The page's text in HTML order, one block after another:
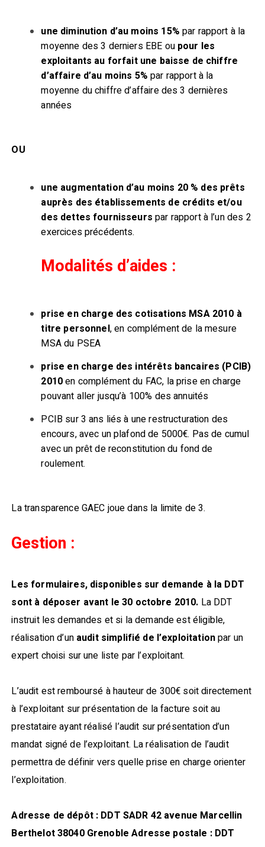
une diminution d’au moins 15% par rapport à la
moyenne des 3 derniers EBE ou pour les
exploitants au forfait une baisse de chiffre
d’affaire d’au moins 5% par rapport à la
moyenne du chiffre d’affaire des 3 dernières
années
OU
une augmentation d’au moins 20 % des prêts
auprès des établissements de crédits et/ou
des dettes fournisseurs par rapport à l’un des 2
exercices précédents.
Modalités d’aides :
prise en charge des cotisations MSA 2010 à
titre personnel, en complément de la mesure
MSA du PSEA
prise en charge des intérêts bancaires (PCIB)
2010en complément du FAC, la prise en charge
pouvant aller jusqu’à 100% des annuités
PCIB sur 3 ans liés à une restructuration des
encours, avec un plafond de 5000€. Pas de cumul
avec un prêt de reconstitution du fond de
roulement.
La transparence GAEC joue dans la limite de 3.
Gestion :
Les formulaires, disponibles sur demande à la DDT
sont à déposer avant le 30 octobre 2010. La DDT
instruit les demandes et si la demande est éligible,
réalisation d’un audit simplifié de l’exploitationpar un
expert choisi sur une liste par l’exploitant.
L’audit est remboursé à hauteur de 300€ soit directement
à l’exploitant sur présentation de la facture soit au
prestataire ayant réalisé l’audit sur présentation d’un
mandat signé de l’exploitant. La réalisation de l’audit
permettra de définir vers quelle prise en charge orienter
l’exploitation.
Adresse de dépôt : DDT SADR 42 avenue Marcellin
Berthelot 38040 Grenoble Adresse postale : DDT